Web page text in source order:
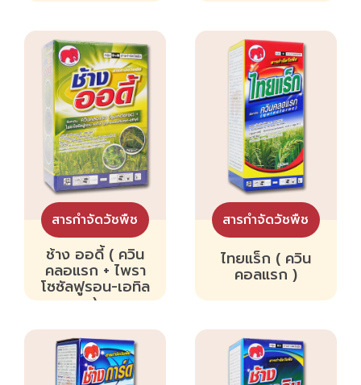
สารกำจัดวัชพืช
ช้าง ออดี้ ( ควิน
คลอแรก + ไพรา
โซซัลฟูรอน-เอทิล
)
สารกำจัดวัชพืช
ไทยแร็ก ( ควิน
คอลแรก )